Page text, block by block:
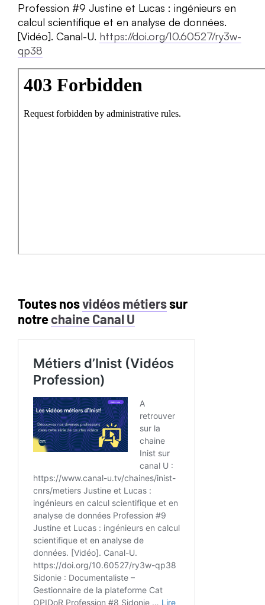
Profession #9 Justine et Lucas : ingénieurs en
calcul scientifique et en analyse de données.
[Vidéo]. Canal-U. https://doi.org/10.60527/ry3w-
qp38
Toutes nosvidéos métierssur
notrechaine Canal U